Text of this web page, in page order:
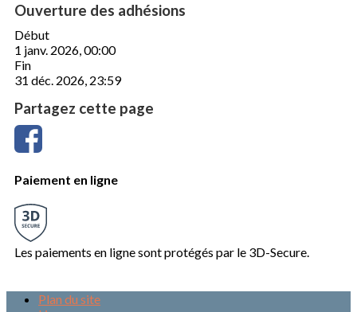
Ouverture des adhésions
Début
1 janv. 2026, 00:00
Fin
31 déc. 2026, 23:59
Partagez cette page
Paiement en ligne
Les paiements en ligne sont protégés par le 3D-Secure.
Plan du site